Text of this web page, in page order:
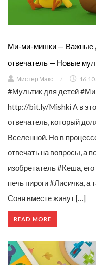
Ми-ми-мишки — Важные
отвечатель — Новые
Мистер Макс /
#Мультик для детей
http://bit.ly/Mishki А в
отвечатель, который
Вселенной. Но в
отвечать на вопросы, а
изобретатель #Кеша,
печь пироги #Лисичка, а
Соня вместе живут […]
READ MORE